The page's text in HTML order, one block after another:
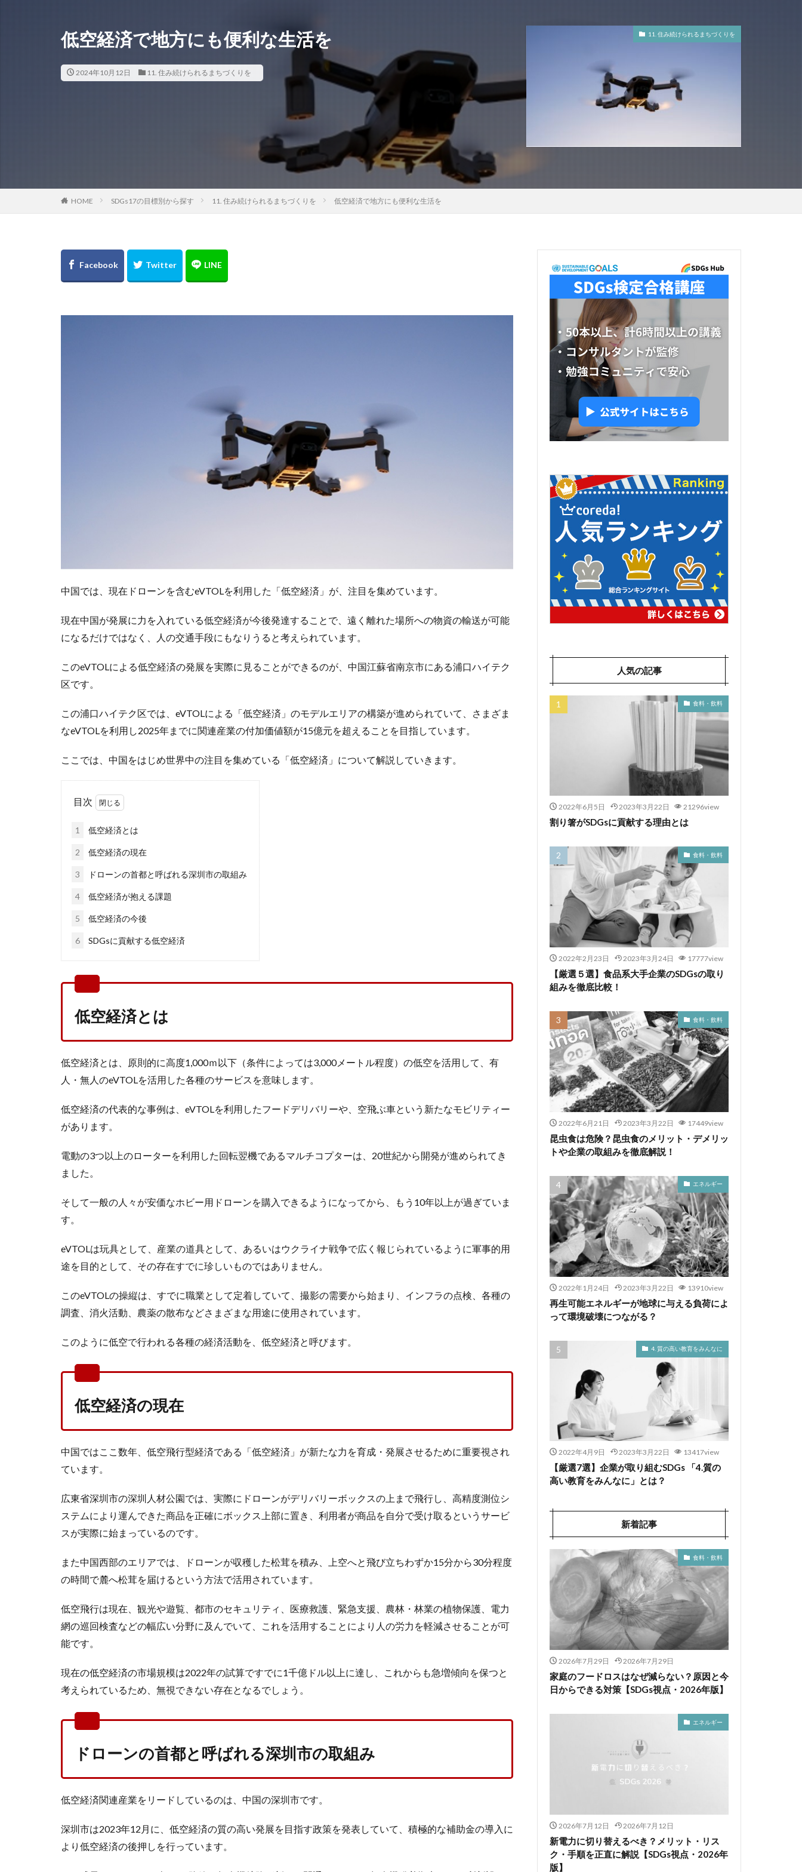
低空経済で地方にも便利な生活を
2024年10月12日 11. 住み続けられるまちづくりを
11. 住み続けられるまちづくりを
HOME SDGs17の目標別から探す 11. 住み続けられるまちづくりを 低空経済で地方にも便利な生活を
中国では、現在ドローンを含むeVTOLを利用した「低空経済」が、注目を集めています。
現在中国が発展に力を入れている低空経済が今後発達することで、遠く離れた場所への物資の輸送が可能
になるだけではなく、人の交通手段にもなりうると考えられています。
このeVTOLによる低空経済の発展を実際に見ることができるのが、中国江蘇省南京市にある浦口ハイテク
区です。
この浦口ハイテク区では、eVTOLによる「低空経済」のモデルエリアの構築が進められていて、さまざま
なeVTOLを利用し2025年までに関連産業の付加価値額が15億元を超えることを目指しています。
ここでは、中国をはじめ世界中の注目を集めている「低空経済」について解説していきます。
目次
1 低空経済とは
2 低空経済の現在
3 ドローンの首都と呼ばれる深圳市の取組み
4 低空経済が抱える課題
5 低空経済の今後
6 SDGsに貢献する低空経済
低空経済とは
低空経済とは、原則的に高度1,000ｍ以下（条件によっては3,000メートル程度）の低空を活用して、有
人・無人のeVTOLを活用した各種のサービスを意味します。
低空経済の代表的な事例は、eVTOLを利用したフードデリバリーや、空飛ぶ車という新たなモビリティー
があります。
電動の3つ以上のローターを利用した回転翌機であるマルチコプターは、20世紀から開発が進められてき
ました。
そして一般の人々が安価なホビー用ドローンを購入できるようになってから、もう10年以上が過ぎていま
す。
eVTOLは玩具として、産業の道具として、あるいはウクライナ戦争で広く報じられているように軍事的用
途を目的として、その存在すでに珍しいものではありません。
このeVTOLの操縦は、すでに職業として定着していて、撮影の需要から始まり、インフラの点検、各種の
調査、消火活動、農薬の散布などさまざまな用途に使用されています。
このように低空で行われる各種の経済活動を、低空経済と呼びます。
低空経済の現在
中国ではここ数年、低空飛行型経済である「低空経済」が新たな力を育成・発展させるために重要視され
ています。
広東省深圳市の深圳人材公園では、実際にドローンがデリバリーボックスの上まで飛行し、高精度測位シ
ステムにより運んできた商品を正確にボックス上部に置き、利用者が商品を自分で受け取るというサービ
スが実際に始まっているのです。
また中国西部のエリアでは、ドローンが収穫した松茸を積み、上空へと飛び立ちわずか15分から30分程度
の時間で麓へ松茸を届けるという方法で活用されています。
低空飛行は現在、観光や遊覧、都市のセキュリティ、医療救護、緊急支援、農林・林業の植物保護、電力
網の巡回検査などの幅広い分野に及んでいて、これを活用することにより人の労力を軽減させることが可
能です。
現在の低空経済の市場規模は2022年の試算ですでに1千億ドル以上に達し、これからも急増傾向を保つと
考えられているため、無視できない存在となるでしょう。
ドローンの首都と呼ばれる深圳市の取組み
低空経済関連産業をリードしているのは、中国の深圳市です。
深圳市は2023年12月に、低空経済の質の高い発展を目指す政策を発表していて、積極的な補助金の導入に
より低空経済の後押しを行っています。
人気の記事
食料・飲料
2022年6月5日 2023年3月22日 21296view
割り箸がSDGsに貢献する理由とは
食料・飲料
2022年2月23日 2023年3月24日 17777view
【厳選５選】食品系大手企業のSDGsの取り
組みを徹底比較！
食料・飲料
2022年6月21日 2023年3月22日 17449view
昆虫食は危険？昆虫食のメリット・デメリッ
トや企業の取組みを徹底解説！
エネルギー
2022年1月24日 2023年3月22日 13910view
再生可能エネルギーが地球に与える負荷によ
って環境破壊につながる？
4. 質の高い教育をみんなに
2022年4月9日 2023年3月22日 13417view
【厳選7選】企業が取り組むSDGs 「4.質の
高い教育をみんなに」とは？
新着記事
食料・飲料
2026年7月29日 2026年7月29日
家庭のフードロスはなぜ減らない？原因と今
日からできる対策【SDGs視点・2026年版】
エネルギー
2026年7月12日 2026年7月12日
新電力に切り替えるべき？メリット・リス
ク・手順を正直に解説【SDGs視点・2026年
版】